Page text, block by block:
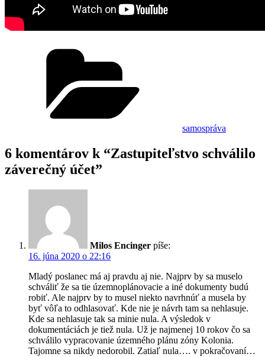
samospráva
6 komentárov k “Zastupiteľstvo schválilo
záverečný účet”
Milos Encinger píše:
16. júna 2020 o 22:16
Mladý poslanec má aj pravdu aj nie. Najprv by sa muselo
schváliť že sa tie územnoplánovacie a iné dokumenty budú
robiť. Ale najprv by to musel niekto navrhnúť a musela by
byť vôľa to odhlasovať. Kde nie je návrh tam sa nehlasuje.
Kde sa nehlasuje tak sa minie nula. A výsledok v
dokumentáciách je tiež nula. Už je najmenej 10 rokov čo sa
schválilo vypracovanie územného plánu zóny Kolonia.
Tajomne sa nikdy nedorobil. Zatiaľ nula…. v pokračovaní…